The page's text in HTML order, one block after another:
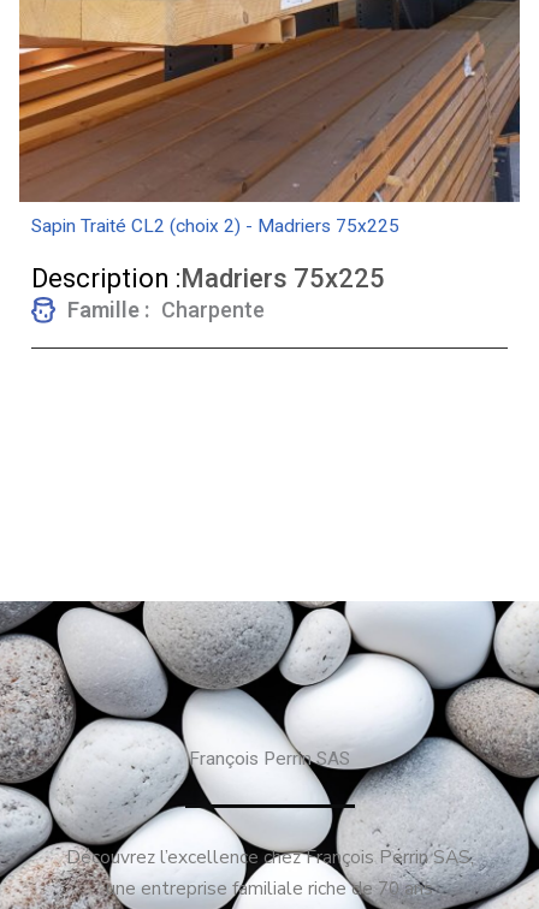
Sapin Traité CL2 (choix 2) - Madriers 75x225
Description :Madriers 75x225
Famille : Charpente
François Perrin SAS
Découvrez l’excellence chez François Perrin SAS,
une entreprise familiale riche de 70 ans